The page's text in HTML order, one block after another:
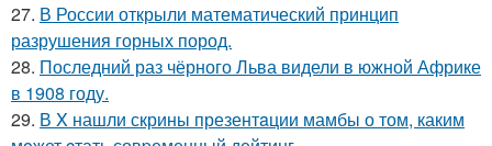
27. В России открыли математический принцип
разрушения горных пород.
28. Последний раз чёрного Льва видели в южной Африке
в 1908 году.
29. В X нашли скрины презентaции мамбы о том, каким